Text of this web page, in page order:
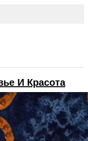
И Красота
Не
Сестра